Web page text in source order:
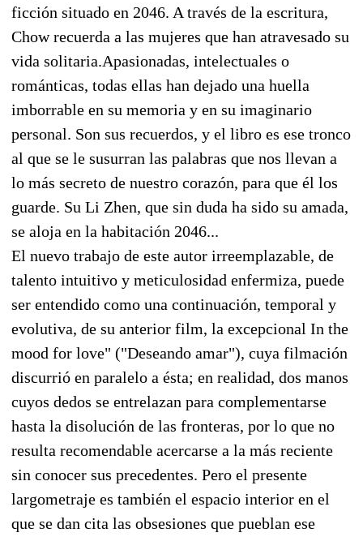
ficción situado en 2046. A través de la escritura,
Chow recuerda a las mujeres que han atravesado su
vida solitaria.Apasionadas, intelectuales o
románticas, todas ellas han dejado una huella
imborrable en su memoria y en su imaginario
personal. Son sus recuerdos, y el libro es ese tronco
al que se le susurran las palabras que nos llevan a
lo más secreto de nuestro corazón, para que él los
guarde. Su Li Zhen, que sin duda ha sido su amada,
se aloja en la habitación 2046...
El nuevo trabajo de este autor irreemplazable, de
talento intuitivo y meticulosidad enfermiza, puede
ser entendido como una continuación, temporal y
evolutiva, de su anterior film, la excepcional In the
mood for love" ("Deseando amar"), cuya filmación
discurrió en paralelo a ésta; en realidad, dos manos
cuyos dedos se entrelazan para complementarse
hasta la disolución de las fronteras, por lo que no
resulta recomendable acercarse a la más reciente
sin conocer sus precedentes. Pero el presente
largometraje es también el espacio interior en el
que se dan cita las obsesiones que pueblan ese